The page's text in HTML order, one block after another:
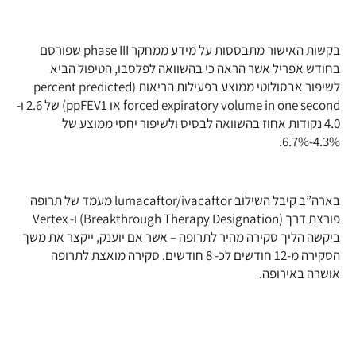
בקשות האישור מתבססות על מידע ממחקר phase III שפורסם
בחודש אפריל אשר הראה כי בהשוואה לפלסבו, הטיפול הביא
לשיפור אבסולוטי ממוצע בפעילות הריאות (percent predicted
forced expiratory volume in one second או ppFEV1) של 2.6 ו-
4.0 נקודות אחוז בהשוואה לבסיס ולשיפור יחסי ממוצע של
4.3%-6.7%.
בארה”ב קיבל השילוב lumacaftor/ivacaftor מעמד של תרופה
פורצת דרך (Breakthrough Therapy Designation) ו- Vertex
ביקשה הליך סקירה מהיר לתרופה – אשר אם יוענק, ייקצר את משך
הסקירה מ-12 חודשים לכ- 8 חודשים. סקירה מואצת לתרופה
אושרה באירופה.